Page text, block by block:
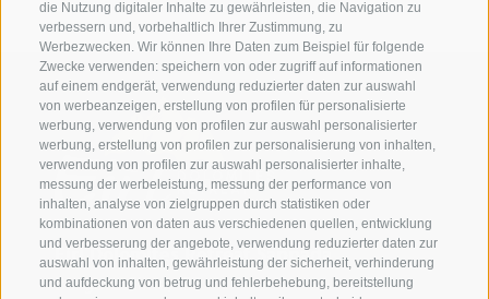
die Nutzung digitaler Inhalte zu gewährleisten, die Navigation zu
verbessern und, vorbehaltlich Ihrer Zustimmung, zu
Werbezwecken. Wir können Ihre Daten zum Beispiel für folgende
Zwecke verwenden: speichern von oder zugriff auf informationen
auf einem endgerät, verwendung reduzierter daten zur auswahl
von werbeanzeigen, erstellung von profilen für personalisierte
werbung, verwendung von profilen zur auswahl personalisierter
werbung, erstellung von profilen zur personalisierung von inhalten,
verwendung von profilen zur auswahl personalisierter inhalte,
messung der werbeleistung, messung der performance von
inhalten, analyse von zielgruppen durch statistiken oder
kombinationen von daten aus verschiedenen quellen, entwicklung
und verbesserung der angebote, verwendung reduzierter daten zur
auswahl von inhalten, gewährleistung der sicherheit, verhinderung
und aufdeckung von betrug und fehlerbehebung, bereitstellung
Eirl Dolomites Retreat Sappada
Borgata Cima, 133